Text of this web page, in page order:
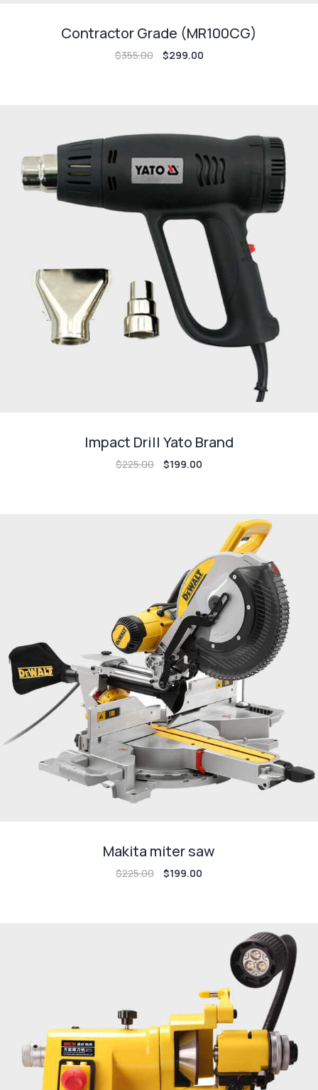
Contractor Grade (MR100CG)
$355.00 $299.00
Impact Drill Yato Brand
$225.00 $199.00
Makita miter saw
$225.00 $199.00